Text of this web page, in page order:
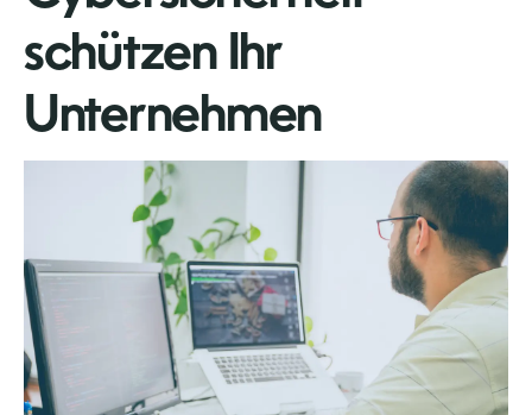
schützen Ihr
Unternehmen